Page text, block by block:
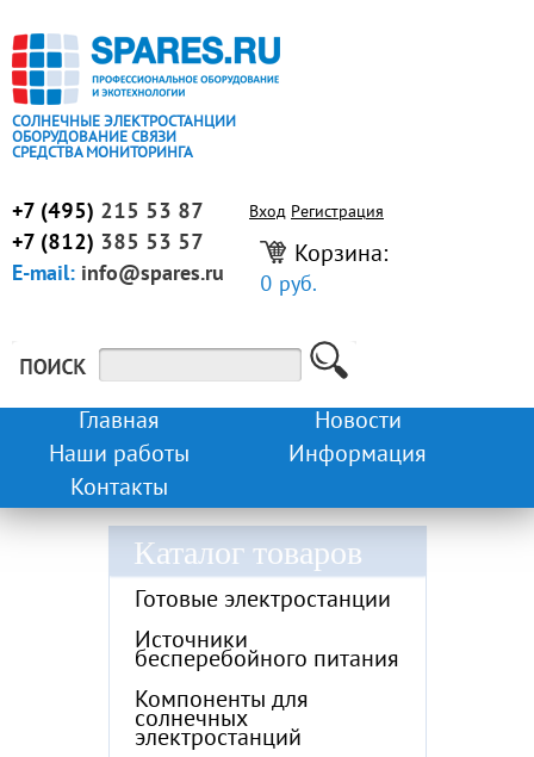
СОЛНЕЧНЫЕ ЭЛЕКТРОСТАНЦИИ
ОБОРУДОВАНИЕ СВЯЗИ
СРЕДСТВА МОНИТОРИНГА
+7 (495) 215 53 87
+7 (812) 385 53 57
E-mail: info@spares.ru
Вход Регистрация
Корзина:
0 руб.
Главная
Новости
Наши работы
Информация
Контакты
Каталог товаров
Готовые электростанции
Источники
бесперебойного питания
Компоненты для
солнечных
электростанций